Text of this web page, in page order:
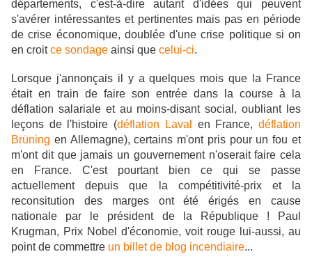
départements, c'est-à-dire autant d'idées qui peuvent
s'avérer intéressantes et pertinentes mais pas en période
de crise économique, doublée d'une crise politique si on
en croitce sondage ainsi que celui-ci.
Lorsque j'annonçais il y a quelques mois que la France
était en train de faire son entrée dans la course à la
déflation salariale et au moins-disant social, oubliant les
leçons de l'histoire (déflation Laval en France,déflation
Brüning en Allemagne), certains m'ont pris pour un fou et
m'ont dit que jamais un gouvernement n'oserait faire cela
en France. C'est pourtant bien ce qui se passe
actuellement depuis que la compétitivité-prix et la
reconsitution des marges ont été érigés en cause
nationale par le président de la République ! Paul
Krugman, Prix Nobel d'économie, voit rouge lui-aussi, au
point de commettre un billet de blog incendiaire...